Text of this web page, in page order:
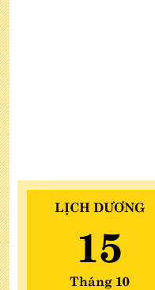
LỊCH DƯƠNG
15
Tháng 10